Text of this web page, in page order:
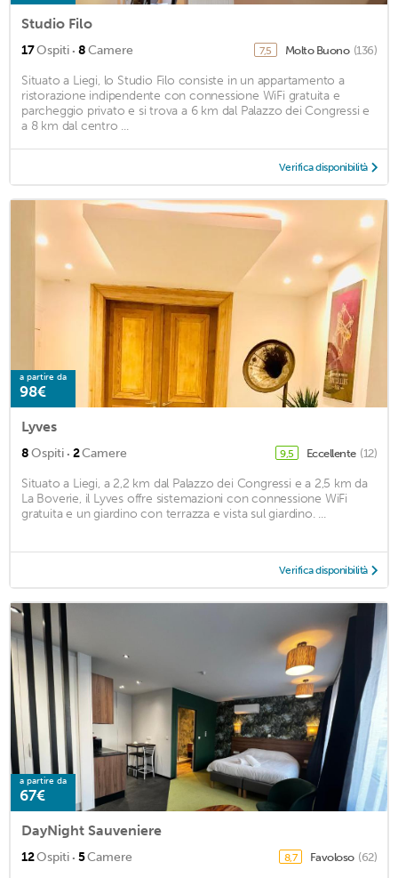
Studio Filo
17Ospiti · 8Camere 7,5 Molto Buono (136)
Situato a Liegi, lo Studio Filo consiste in un appartamento a
ristorazione indipendente con connessione WiFi gratuita e
parcheggio privato e si trova a 6 km dal Palazzo dei Congressi e
a 8 km dal centro ...
Verifica disponibilità
a partire da
98€
Lyves
8Ospiti · 2Camere 9,5 Eccellente (12)
Situato a Liegi, a 2,2 km dal Palazzo dei Congressi e a 2,5 km da
La Boverie, il Lyves offre sistemazioni con connessione WiFi
gratuita e un giardino con terrazza e vista sul giardino. ...
Verifica disponibilità
a partire da
67€
DayNight Sauveniere
12Ospiti · 5Camere 8,7 Favoloso (62)